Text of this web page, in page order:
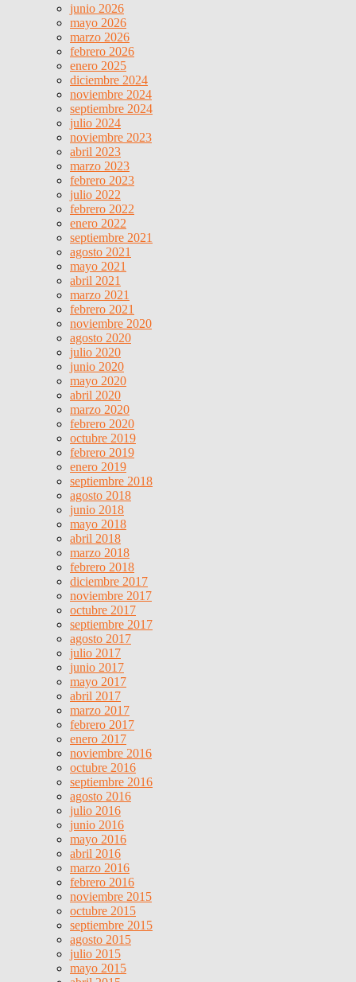
junio 2026
mayo 2026
marzo 2026
febrero 2026
enero 2025
diciembre 2024
noviembre 2024
septiembre 2024
julio 2024
noviembre 2023
abril 2023
marzo 2023
febrero 2023
julio 2022
febrero 2022
enero 2022
septiembre 2021
agosto 2021
mayo 2021
abril 2021
marzo 2021
febrero 2021
noviembre 2020
agosto 2020
julio 2020
junio 2020
mayo 2020
abril 2020
marzo 2020
febrero 2020
octubre 2019
febrero 2019
enero 2019
septiembre 2018
agosto 2018
junio 2018
mayo 2018
abril 2018
marzo 2018
febrero 2018
diciembre 2017
noviembre 2017
octubre 2017
septiembre 2017
agosto 2017
julio 2017
junio 2017
mayo 2017
abril 2017
marzo 2017
febrero 2017
enero 2017
noviembre 2016
octubre 2016
septiembre 2016
agosto 2016
julio 2016
junio 2016
mayo 2016
abril 2016
marzo 2016
febrero 2016
noviembre 2015
octubre 2015
septiembre 2015
agosto 2015
julio 2015
mayo 2015